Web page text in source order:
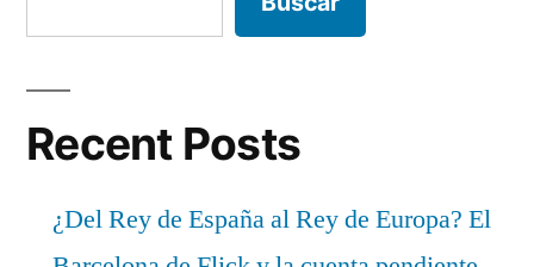
Recent Posts
¿Del Rey de España al Rey de Europa? El